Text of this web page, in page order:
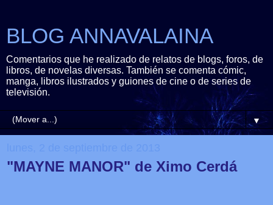
BLOG ANNAVALAINA
Comentarios que he realizado de relatos de blogs, foros, de
libros, de novelas diversas. También se comenta cómic,
manga, libros ilustrados y guiones de cine o de series de
televisión.
▼
"MAYNE MANOR" de Ximo Cerdá